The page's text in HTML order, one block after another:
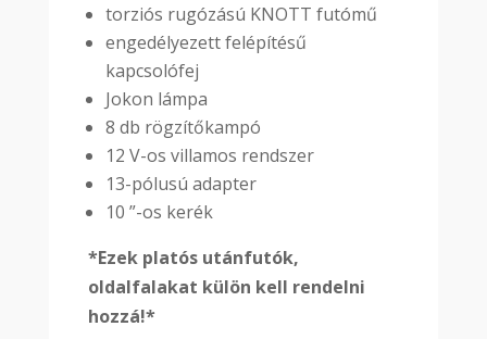
torziós rugózású KNOTT futómű
engedélyezett felépítésű
kapcsolófej
Jokon lámpa
8 db rögzítőkampó
12 V-os villamos rendszer
13-pólusú adapter
10 ”-os kerék
*Ezek platós utánfutók,
oldalfalakat külön kell rendelni
hozzá!*